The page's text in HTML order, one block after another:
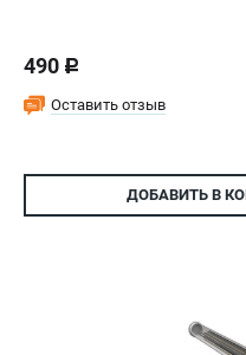
490 c
Оставить отзыв
ДОБАВИТЬ В